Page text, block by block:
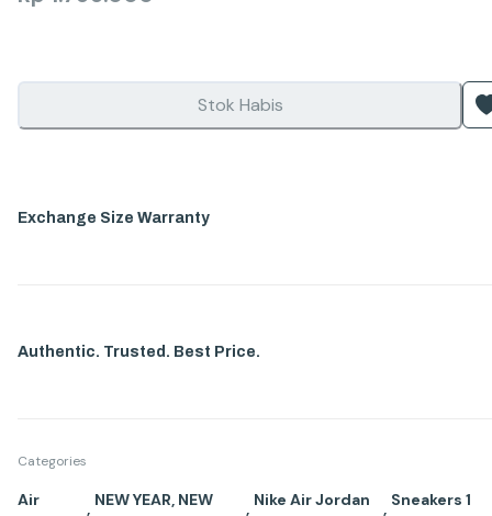
Stok Habis
Exchange Size Warranty
Authentic. Trusted. Best Price.
Categories
Air
, NEW YEAR, NEW
, Nike Air Jordan
, Sneakers 1